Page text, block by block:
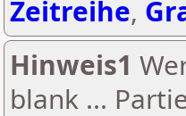
Zeitreihe,
Hinweis1
blank ...